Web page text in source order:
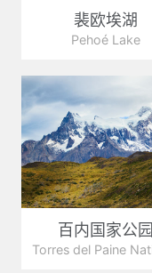
裴欧埃湖
Pehoé Lake
百内国家公园